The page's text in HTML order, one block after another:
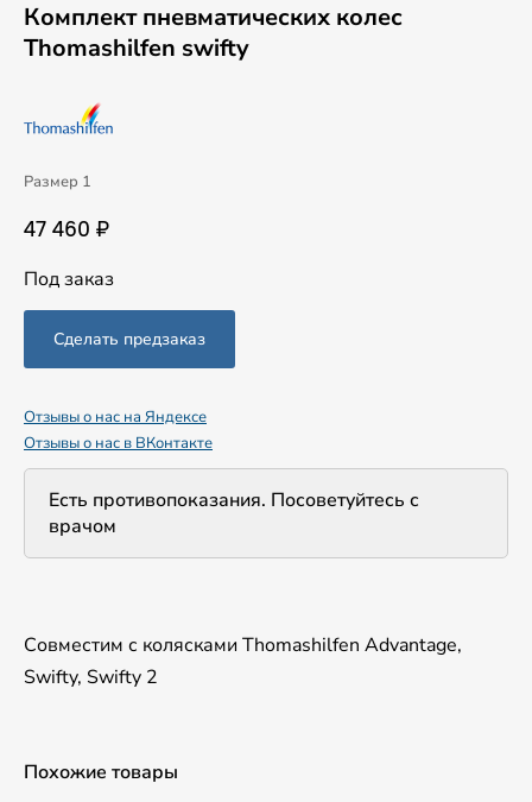
Комплект пневматических колес
Thomashilfen swifty
Размер 1
47 460 ₽
Под заказ
Отзывы о нас на Яндексе
Отзывы о нас в ВКонтакте
Есть противопоказания. Посоветуйтесь с
врачом
Совместим с колясками Thomashilfen Advantage,
Swifty, Swifty 2
Похожие товары